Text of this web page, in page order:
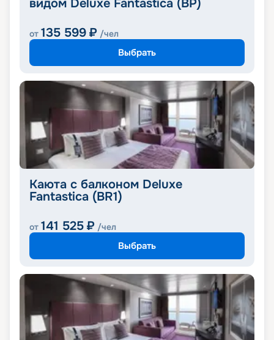
видом Deluxe Fantastica (BP)
от 135 599 ₽ /чел
Выбрать
Каюта с балконом Deluxe
Fantastica (BR1)
от 141 525 ₽ /чел
Выбрать